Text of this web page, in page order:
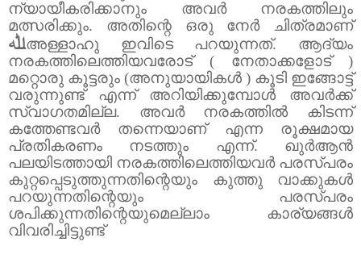
ന്യായീകരിക്കാനും അവർ നരകത്തിലും
മത്സരിക്കും.
അതിന്റെ ഒരു നേർ ചിത്രമാണ്
ﷲഅള്ളാഹു ഇവിടെ പറയുന്നത്.
ആദ്യം
നരകത്തിലെത്തിയവരോട് ( നേതാക്കളോട് )
മറ്റൊരു കൂട്ടരും (അനുയായികൾ ) കൂടി ഇങ്ങോട്ട്
വരുന്നുണ്ട് എന്ന് അറിയിക്കുമ്പോൾ അവർക്ക്
സ്വാഗതമില്ല.
അവർ നരകത്തിൽ കിടന്ന്
കത്തേണ്ടവർ തന്നെയാണ് എന്ന രൂക്ഷമായ
പ്രതികരണം നടത്തും എന്ന്.
ഖുർആൻ
പലയിടത്തായി നരകത്തിലെത്തിയവർ പരസ്പരം
കുറ്റപ്പെടുത്തുന്നതിന്റെയും കുത്തു വാക്കുകൾ
പറയുന്നതിന്റെയും പരസ്പരം
ശപിക്കുന്നതിന്റെയുമെല്ലാം കാര്യങ്ങൾ
വിവരിച്ചിട്ടുണ്ട്